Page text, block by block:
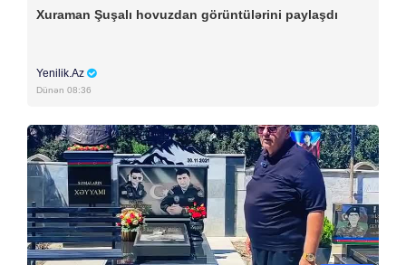
Xuraman Şuşalı hovuzdan görüntülərini paylaşdı
Yenilik.Az
Dünən 08:36